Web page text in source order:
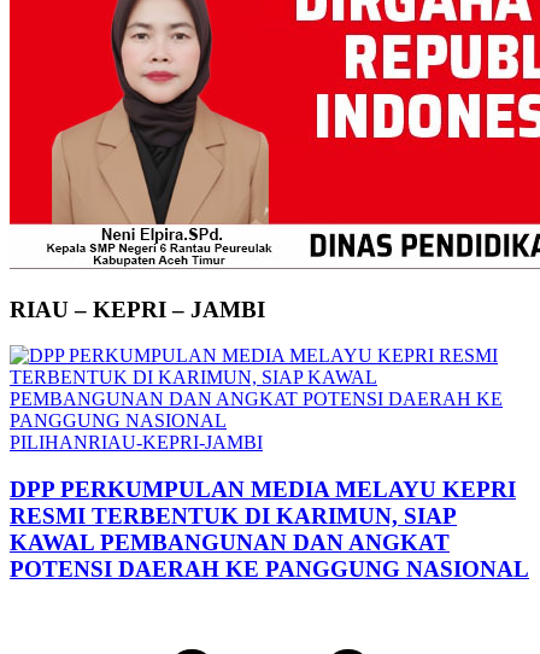
RIAU – KEPRI – JAMBI
PILIHANRIAU-KEPRI-JAMBI
DPP PERKUMPULAN MEDIA MELAYU KEPRI
RESMI TERBENTUK DI KARIMUN, SIAP
KAWAL PEMBANGUNAN DAN ANGKAT
POTENSI DAERAH KE PANGGUNG NASIONAL